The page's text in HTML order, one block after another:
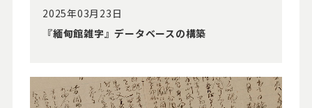
2025年03月23日
『緬甸館雑字』データベースの構築